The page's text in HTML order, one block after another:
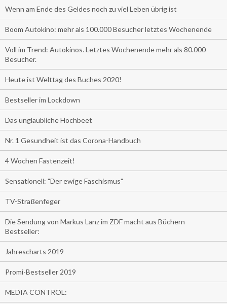
Wenn am Ende des Geldes noch zu viel Leben übrig ist
Boom Autokino: mehr als 100.000 Besucher letztes Wochenende
Voll im Trend: Autokinos. Letztes Wochenende mehr als 80.000
Besucher.
Heute ist Welttag des Buches 2020!
Bestseller im Lockdown
Das unglaubliche Hochbeet
Nr. 1 Gesundheit ist das Corona-Handbuch
4 Wochen Fastenzeit!
Sensationell: "Der ewige Faschismus"
TV-Straßenfeger
Die Sendung von Markus Lanz im ZDF macht aus Büchern
Bestseller:
Jahrescharts 2019
Promi-Bestseller 2019
MEDIA CONTROL: